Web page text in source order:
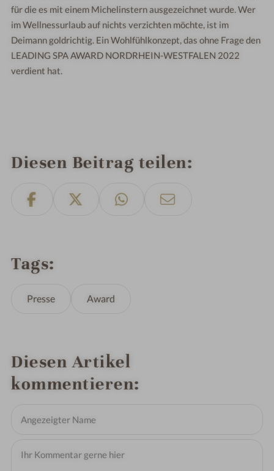
für die es mit einem Michelinstern ausgezeichnet wurde. Wer
im Wellnessurlaub auf nichts verzichten möchte, ist im
Deimann goldrichtig. Ein Wohlfühlkonzept, das ohne Frage den
LEADING SPA AWARD NORDRHEIN-WESTFALEN 2022
verdient hat.
Diesen Beitrag teilen
Tags
Presse Award
Diesen Artikel
kommentieren